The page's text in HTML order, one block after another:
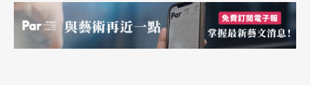
的首部曲。
發現爵士的「前衛」和「自由」